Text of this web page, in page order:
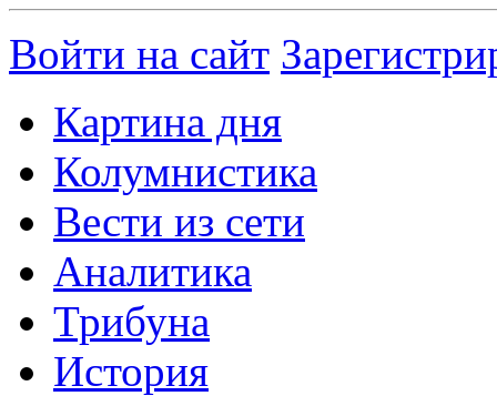
Войти на сайт
Картина дня
Колумнистика
Вести из сети
Аналитика
Трибуна
История